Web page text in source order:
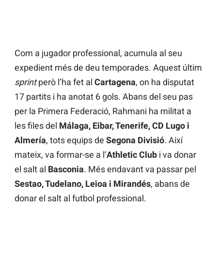
Com a jugador professional, acumula al seu
expedient més de deu temporades. Aquest últim
sprintperò l’ha fet al Cartagena, on ha disputat
17 partits i ha anotat 6 gols. Abans del seu pas
per la Primera Federació, Rahmani ha militat a
les files del Málaga, Eibar, Tenerife, CD Lugo i
Almería, tots equips de Segona Divisió. Així
mateix, va formar-se a l’Athletic Club i va donar
el salt al Basconia. Més endavant va passar pel
Sestao, Tudelano, Leioa i Mirandés, abans de
donar el salt al futbol professional.